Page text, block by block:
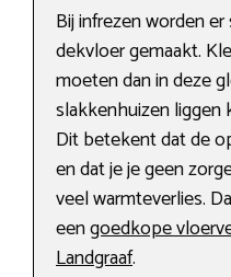
Bij infrezen worden
dekvloer gemaakt.
moeten dan in deze
slakkenhuizen liggen
Dit betekent dat de
en dat je je geen
veel warmteverlies.
eengoedkope
Landgraaf.